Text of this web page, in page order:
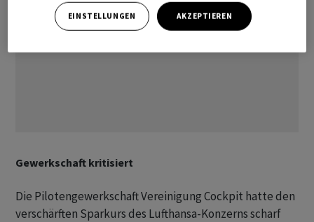
Gewerkschaft kritisiert
Die Pilotengewerkschaft Vereinigung Cockpit hatte den
verschärften Sparkurs des Lufthansa-Konzerns scharf
EINSTELLUNGEN AKZEPTIEREN